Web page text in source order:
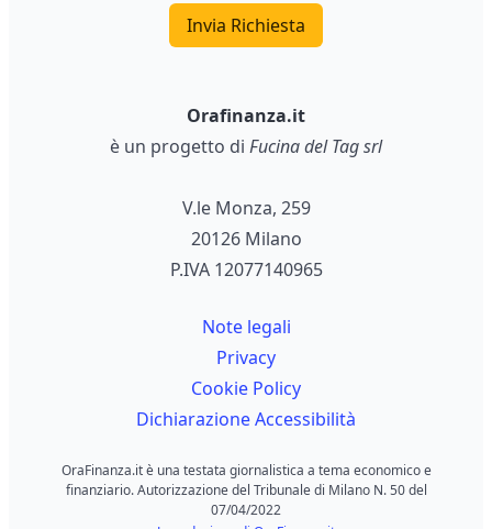
Invia Richiesta
Orafinanza.it
è un progetto di Fucina del Tag srl
V.le Monza, 259
20126 Milano
P.IVA 12077140965
Note legali
Privacy
Cookie Policy
Dichiarazione Accessibilità
OraFinanza.it è una testata giornalistica a tema economico e
finanziario. Autorizzazione del Tribunale di Milano N. 50 del
07/04/2022